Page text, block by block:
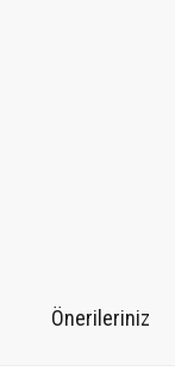
Önerileriniz